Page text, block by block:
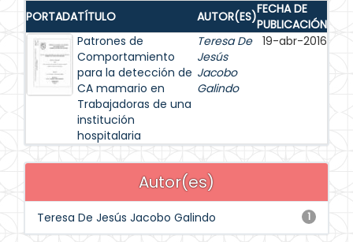
PORTADATÍTULO AUTOR(ES)FECHA DE
PUBLICACIÓN
Patrones de
Comportamiento
para la detección de
CA mamario en
Trabajadoras de una
institución
hospitalaria
Teresa De
Jesús
Jacobo
Galindo
19-abr-2016
Autor(es)
1
Teresa De Jesús Jacobo Galindo